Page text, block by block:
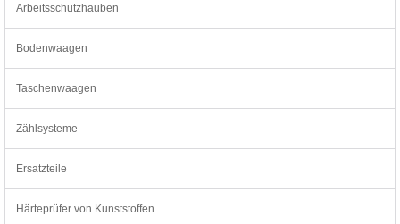
Arbeitsschutzhauben
Bodenwaagen
Taschenwaagen
Zählsysteme
Ersatzteile
Härteprüfer von Kunststoffen